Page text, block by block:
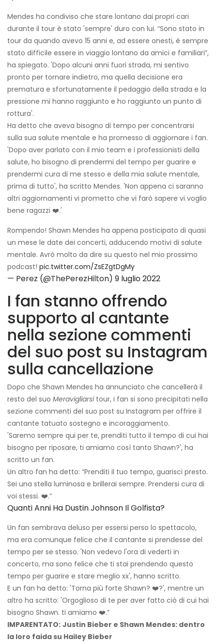
Mendes ha condiviso che stare lontano dai propri cari
durante il tour è stato 'sempre' duro con lui. “Sono stato in
tour da quando avevo 15 anni e, ad essere onesti, è sempre
stato difficile essere in viaggio lontano da amici e familiari”,
ha spiegato. 'Dopo alcuni anni fuori strada, mi sentivo
pronto per tornare indietro, ma quella decisione era
prematura e sfortunatamente il pedaggio della strada e la
pressione mi hanno raggiunto e ho raggiunto un punto di
rottura'.
Ha detto che aveva bisogno di tempo per concentrarsi
sulla sua salute mentale e ha promesso di aggiornare i fan.
'Dopo aver parlato con il mio team e i professionisti della
salute, ho bisogno di prendermi del tempo per guarire e
prendermi cura di me stesso e della mia salute mentale,
prima di tutto', ha scritto Mendes. 'Non appena ci saranno
altri aggiornamenti vi prometto che vi farò sapere vi voglio
bene ragazzi ❤️.'
Rompendo! Shawn Mendes ha appena posticipato di quasi
un mese le date dei concerti, adducendo motivi di salute
mentale. Avrò molto da dire su questo nel mio prossimo
podcast! pic.twitter.com/ZsEZgtDgMy
— Perez (@ThePerezHilton) 9 luglio 2022
I fan stanno offrendo
supporto al cantante
nella sezione commenti
del suo post su Instagram
sulla cancellazione
Dopo che Shawn Mendes ha annunciato che cancellerà il
resto del suo Meravigliarsitour, i fan si sono precipitati nella
sezione commenti del suo post su Instagram per offrire il
cantante tatuato sostegno e incoraggiamento.
'Saremo sempre qui per te, prenditi tutto il tempo di cui hai
bisogno per riposare, ti amiamo così tanto Shawn?', ha
scritto un fan.
Un altro fan ha detto: “Prenditi il ​​tuo tempo, guarisci presto.
Sei una stella luminosa e brillerai sempre. Prendersi cura di
voi stessi. ❤️.”
Quanti Anni Ha Dustin Johnson Il Golfista?
Un fan sembrava deluso per essersi perso lo spettacolo,
ma era comunque felice che il cantante si prendesse del
tempo per se stesso. 'Non vedevo l'ora di vederti in
concerto, ma sono felice che ti stai prendendo questo
tempo per guarire e stare meglio xx', hanno scritto.
E un fan ha detto: 'Torna più forte Shawn? ❤️?', mentre un
altro ha scritto: 'Orgoglioso di te per aver fatto ciò di cui hai
bisogno Shawn. ti amiamo ❤️.”
IMPARENTATO: Justin Bieber e Shawn Mendes: dentro
la loro faida su Hailey Bieber